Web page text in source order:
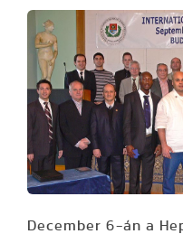
December 6-án a